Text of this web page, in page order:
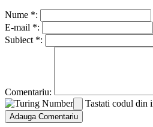
Nume *:
E-mail *:
Subiect *:
Comentariu:
Tastati codul din